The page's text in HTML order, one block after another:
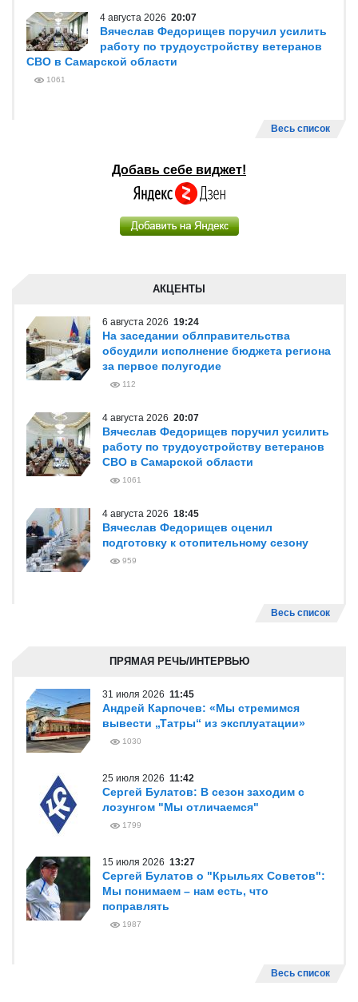
4 августа 2026 20:07
Вячеслав Федорищев поручил усилить
работу по трудоустройству ветеранов
СВО в Самарской области
1061
Весь список
Добавь себе виджет!
АКЦЕНТЫ
6 августа 2026 19:24
На заседании облправительства
обсудили исполнение бюджета региона
за первое полугодие
112
4 августа 2026 20:07
Вячеслав Федорищев поручил усилить
работу по трудоустройству ветеранов
СВО в Самарской области
1061
4 августа 2026 18:45
Вячеслав Федорищев оценил
подготовку к отопительному сезону
959
Весь список
ПРЯМАЯ РЕЧЬ/ИНТЕРВЬЮ
31 июля 2026 11:45
Андрей Карпочев: «Мы стремимся
вывести „Татры“ из эксплуатации»
1030
25 июля 2026 11:42
Сергей Булатов: В сезон заходим с
лозунгом "Мы отличаемся"
1799
15 июля 2026 13:27
Сергей Булатов о "Крыльях Советов":
Мы понимаем – нам есть, что
поправлять
1987
Весь список